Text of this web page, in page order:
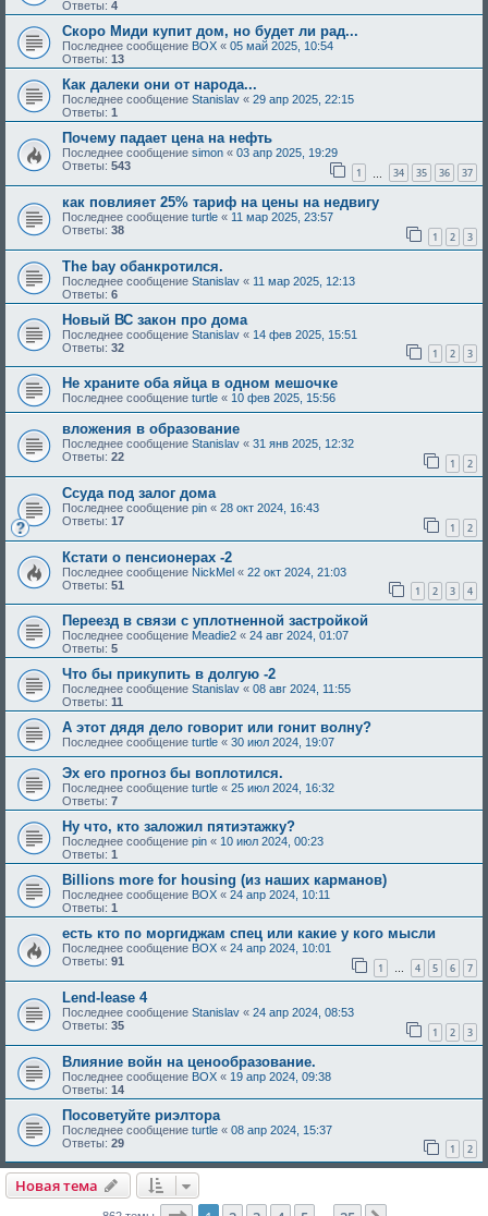
Ответы: 4
Скоро Миди купит дом, но будет ли рад...
Последнее сообщение BOX « 05 май 2025, 10:54
Ответы: 13
Как далеки они от народа...
Последнее сообщение Stanislav « 29 апр 2025, 22:15
Ответы: 1
Почему падает цена на нефть
Последнее сообщение simon « 03 апр 2025, 19:29
Ответы: 543 1 34 35 36 37
как повлияет 25% тариф на цены на недвигу
Последнее сообщение turtle « 11 мар 2025, 23:57
Ответы: 38 1 2 3
The bay обанкротился.
Последнее сообщение Stanislav « 11 мар 2025, 12:13
Ответы: 6
Новый ВС закон про дома
Последнее сообщение Stanislav « 14 фев 2025, 15:51
Ответы: 32 1 2 3
Не храните оба яйца в одном мешочке
Последнее сообщение turtle « 10 фев 2025, 15:56
вложения в образование
Последнее сообщение Stanislav « 31 янв 2025, 12:32
Ответы: 22 1 2
Ссуда под залог дома
Последнее сообщение pin « 28 окт 2024, 16:43
Ответы: 17 1 2
Кстати о пенсионерах -2
Последнее сообщение NickMel « 22 окт 2024, 21:03
Ответы: 51 1 2 3 4
Переезд в связи с уплотненной застройкой
Последнее сообщение Meadie2 « 24 авг 2024, 01:07
Ответы: 5
Что бы прикупить в долгую -2
Последнее сообщение Stanislav « 08 авг 2024, 11:55
Ответы: 11
А этот дядя дело говорит или гонит волну?
Последнее сообщение turtle « 30 июл 2024, 19:07
Эх его прогноз бы воплотился.
Последнее сообщение turtle « 25 июл 2024, 16:32
Ответы: 7
Ну что, кто заложил пятиэтажку?
Последнее сообщение pin « 10 июл 2024, 00:23
Ответы: 1
Billions more for housing (из наших карманов)
Последнее сообщение BOX « 24 апр 2024, 10:11
Ответы: 1
есть кто по моргиджам спец или какие у кого мысли
Последнее сообщение BOX « 24 апр 2024, 10:01
Ответы: 91 1 … 4 5 6 7
Lend-lease 4
Последнее сообщение Stanislav « 24 апр 2024, 08:53
Ответы: 35 1 2 3
Влияние войн на ценообразование.
Последнее сообщение BOX « 19 апр 2024, 09:38
Ответы: 14
Посоветуйте риэлтора
Последнее сообщение turtle « 08 апр 2024, 15:37
Ответы: 29 1 2
Новая тема